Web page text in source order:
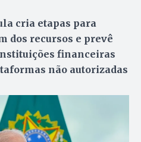
cria etapas para
dos recursos e prevê
financeiras
não autorizadas